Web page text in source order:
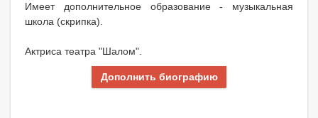
Имеет дополнительное образование - музыкальная
школа (скрипка).
Актриса театра "Шалом".
Дополнить биографию